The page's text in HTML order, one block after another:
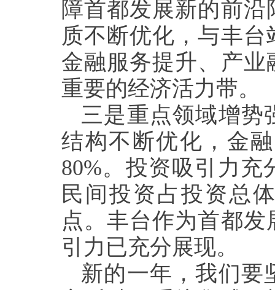
障首都发展新的前
质不断优化，与丰
金融服务提升、产
重要的经济活力带。
三是重点领域增势
结构不断优化，金
80%。投资吸引力充
民间投资占投资总
点。丰台作为首都
引力已充分展现。
新的一年，我们要